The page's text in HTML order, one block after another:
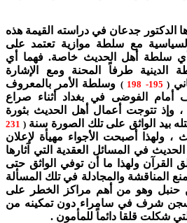
الدكتور جدعان في دراسته القيمة هذه
مع سلطة موازية تعتمد على
أي سلطة أهل الحديث خاصة. فهما أي
الدينية طرفاً المحنة ومع الإشارة
(
195- 198
) وسلطة الأمر بالمعروف
أمام الفوضى في بغداد أثناء صراع
، وإذ تتوجت أعمال أهل الحديث بثورة
بيد الواثق على تلك الصورة سنة(
231
، ولهذا أصبحت الأجواء مهيأة لإعلان
في المسائل العقدية التي آثارها
القرآن ولهذا ما أن توفي الواثق حتى
المناقشة والمجادلة في تلك المسألة
حنبل وهو من أهم مراكز الخطر على
سجن شرف في سامراء دون تمكينه من
شكلت قلقا دائماً للمأمون .